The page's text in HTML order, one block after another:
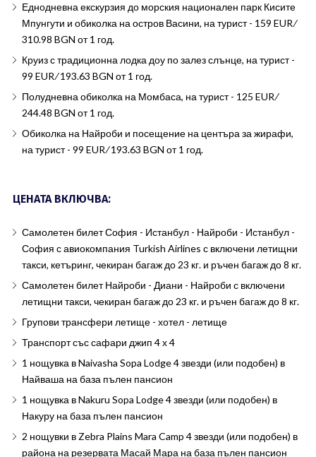
Еднодневна екскурзия до морския национален парк Кисите
Мпунгути и обиколка на остров Васини, на турист - 159 EUR ∕
310.98 BGN от 1 год.
Круиз с традиционна лодка доу по залез слънце, на турист -
99 EUR ∕ 193.63 BGN от 1 год.
Полудневна обиколка на Момбаса, на турист - 125 EUR ∕
244.48 BGN от 1 год.
Обиколка на Найроби и посещение на центъра за жирафи,
на турист - 99 EUR ∕ 193.63 BGN от 1 год.
ЦЕНАТА ВКЛЮЧВА:
Самолетен билет София - Истанбул - Найроби - Истанбул -
София с авиокомпания Turkish Airlines с включени летищни
такси, кетъринг, чекиран багаж до 23 кг. и ръчен багаж до 8 кг.
Самолетен билет Найроби - Диани - Найроби с включени
летищни такси, чекиран багаж до 23 кг. и ръчен багаж до 8 кг.
Групови трансфери летище - хотел - летище
Транспорт със сафари джип 4 х 4
1 нощувка в Naivasha Sopa Lodge 4 звезди (или подобен) в
Найваша на база пълен пансион
1 нощувка в Nakuru Sopa Lodge 4 звезди (или подобен) в
Накуру на база пълен пансион
2 нощувки в Zebra Plains Mara Camp 4 звезди (или подобен) в
района на резервата Масай Мара на база пълен пансион